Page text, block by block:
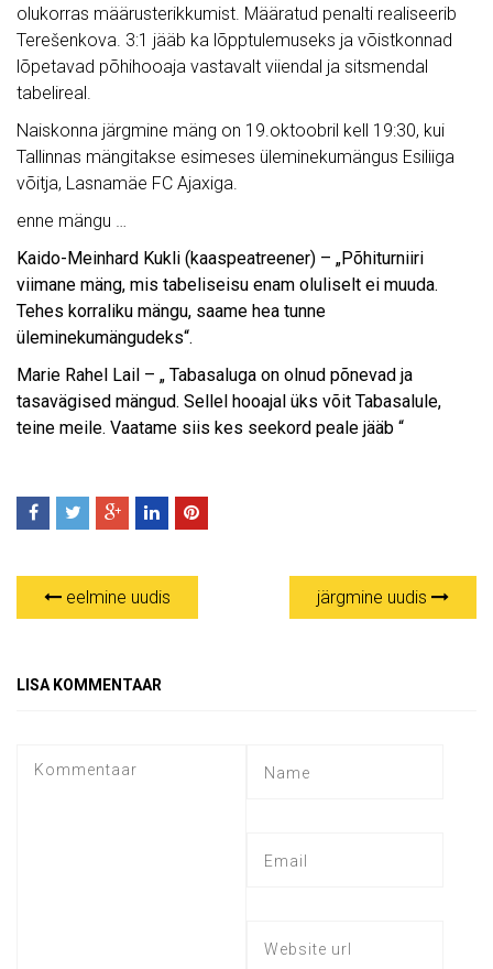
olukorras määrusterikkumist. Määratud penalti realiseerib
Terešenkova. 3:1 jääb ka lõpptulemuseks ja võistkonnad
lõpetavad põhihooaja vastavalt viiendal ja sitsmendal
tabelireal.
Naiskonna järgmine mäng on 19.oktoobril kell 19:30, kui
Tallinnas mängitakse esimeses üleminekumängus Esiliiga
võitja, Lasnamäe FC Ajaxiga.
enne mängu …
Kaido-Meinhard Kukli (kaaspeatreener) – „Põhiturniiri
viimane mäng, mis tabeliseisu enam oluliselt ei muuda.
Tehes korraliku mängu, saame hea tunne
üleminekumängudeks“.
Marie Rahel Lail – „ Tabasaluga on olnud põnevad ja
tasavägised mängud. Sellel hooajal üks võit Tabasalule,
teine meile. Vaatame siis kes seekord peale jääb “
eelmine uudis järgmine uudis
LISA KOMMENTAAR